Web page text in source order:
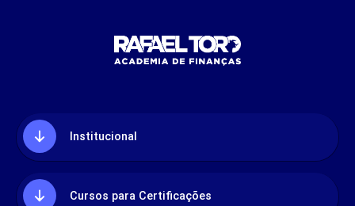
Institucional
Cursos para Certificações